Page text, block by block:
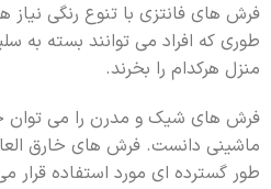
فرش های فانتزی با تنوع رنگی نیاز
طوری که افراد می توانند بسته به
منزل هرکدام را بخرند.
فرش های شیک و مدرن را می
ماشینی دانست. فرش های خارق
طور گسترده ای مورد استفاده قرار